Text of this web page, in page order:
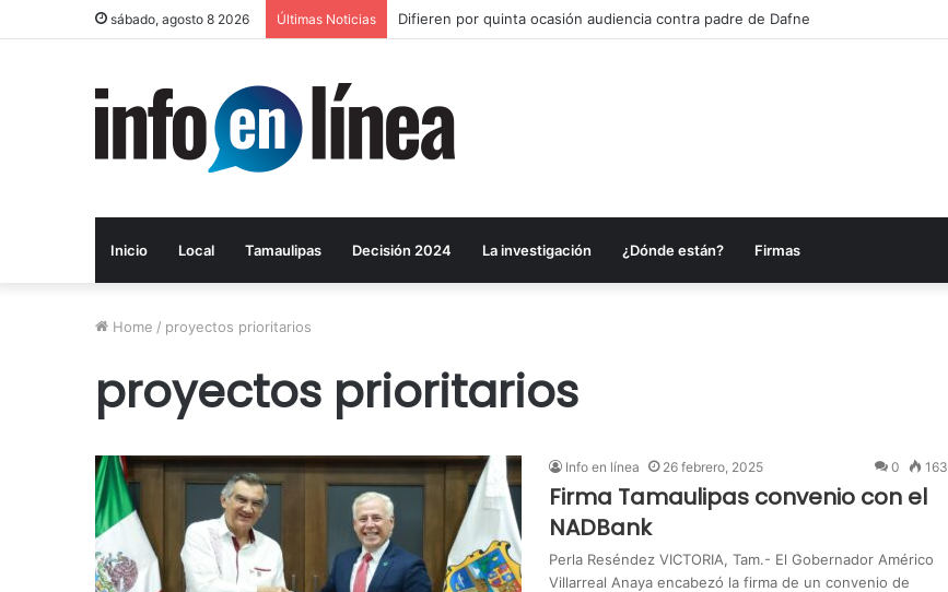
sábado, agosto 8 2026 Últimas Noticias Difieren por quinta ocasión audiencia contra padre de Dafne
Inicio Local Tamaulipas Decisión 2024 La investigación ¿Dónde están? Firmas
Home / proyectos prioritarios
proyectos prioritarios
Info en línea 26 febrero, 2025 0 163
Firma Tamaulipas convenio con el
NADBank
Perla Reséndez VICTORIA, Tam.- El Gobernador Américo
Villarreal Anaya encabezó la firma de un convenio de